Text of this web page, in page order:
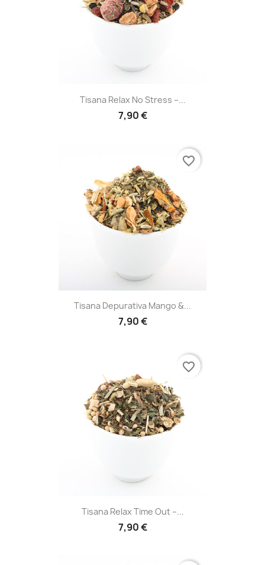
Tisana Relax No Stress –...
7,90 €
Tisana Depurativa Mango &...
7,90 €
favorite_border
Tisana Relax Time Out –...
7,90 €
favorite_border